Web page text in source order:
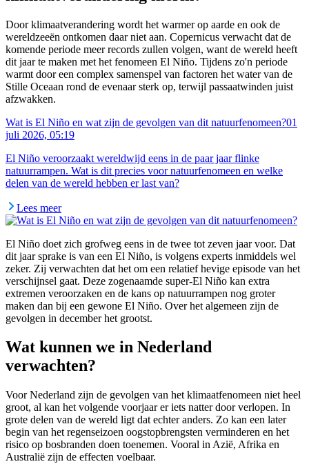
Door klimaatverandering wordt het warmer op aarde en ook de
wereldzeeën ontkomen daar niet aan. Copernicus verwacht dat de
komende periode meer records zullen volgen, want de wereld heeft
dit jaar te maken met het fenomeen El Niño. Tijdens zo'n periode
warmt door een complex samenspel van factoren het water van de
Stille Oceaan rond de evenaar sterk op, terwijl passaatwinden juist
afzwakken.
Wat is El Niño en wat zijn de gevolgen van dit natuurfenomeen?01
juli 2026, 05:19
El Niño veroorzaakt wereldwijd eens in de paar jaar flinke
natuurrampen. Wat is dit precies voor natuurfenomeen en welke
delen van de wereld hebben er last van?
Lees meer
El Niño doet zich grofweg eens in de twee tot zeven jaar voor. Dat
dit jaar sprake is van een El Niño, is volgens experts inmiddels wel
zeker. Zij verwachten dat het om een relatief hevige episode van het
verschijnsel gaat. Deze zogenaamde super-El Niño kan extra
extremen veroorzaken en de kans op natuurrampen nog groter
maken dan bij een gewone El Niño. Over het algemeen zijn de
gevolgen in december het grootst.
Wat kunnen we in Nederland
verwachten?
Voor Nederland zijn de gevolgen van het klimaatfenomeen niet heel
groot, al kan het volgende voorjaar er iets natter door verlopen. In
grote delen van de wereld ligt dat echter anders. Zo kan een later
begin van het regenseizoen oogstopbrengsten verminderen en het
risico op bosbranden doen toenemen. Vooral in Azië, Afrika en
Australië zijn de effecten voelbaar.